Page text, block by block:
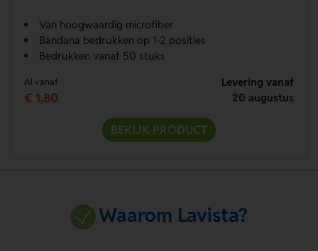
Van hoogwaardig microfiber
Bandana bedrukken op 1-2 posities
Bedrukken vanaf 50 stuks
Al vanaf
€ 1,80
Levering vanaf
20 augustus
BEKIJK PRODUCT
Waarom Lavista?